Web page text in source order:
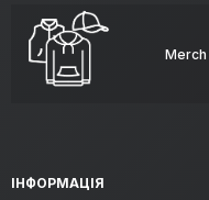
Merch
ІНФОРМАЦІЯ